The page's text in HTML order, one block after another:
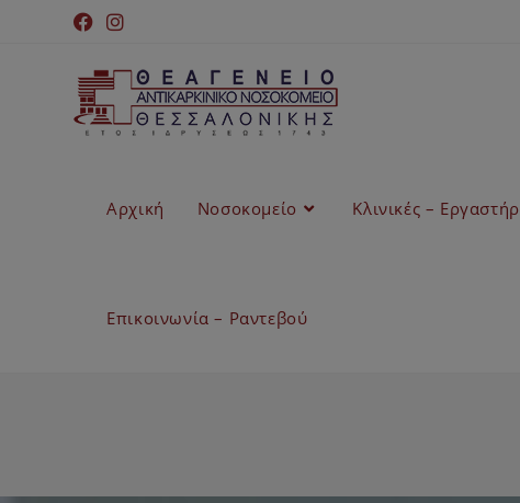
Αρχική Νοσοκομείο Κλινικές –
Επικοινωνία – Ραντεβού